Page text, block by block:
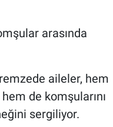
arasında
aileler, hem
de komşularını
sergiliyor.